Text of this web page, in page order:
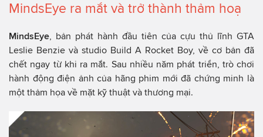
MindsEye ra mắt và trở thành thảm hoạ
MindsEye , bản phát hành đầu tiên của cựu thủ lĩnh GTA
Leslie Benzie và studio Build A Rocket Boy, về cơ bản đã
chết ngay từ khi ra mắt. Sau nhiều năm phát triển, trò chơi
hành động điện ảnh của hãng phim mới đã chứng minh là
một thảm họa về mặt kỹ thuật và thương mại.